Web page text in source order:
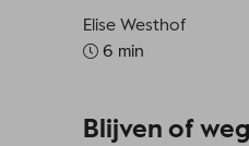
Elise Westhof
6 min
Blijven of